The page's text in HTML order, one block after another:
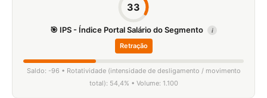
33
🎯 IPS - Índice Portal Salário do Segmento i
Retração
Saldo: -96 • Rotatividade (intensidade de desligamento / movimento
total): 54,4% • Volume: 1.100